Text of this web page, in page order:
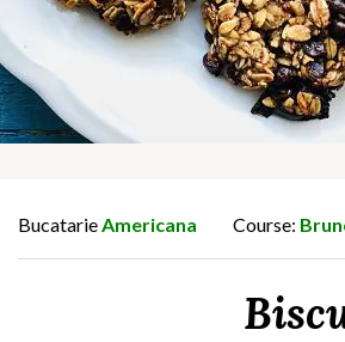
BucatarieAmericana Course: